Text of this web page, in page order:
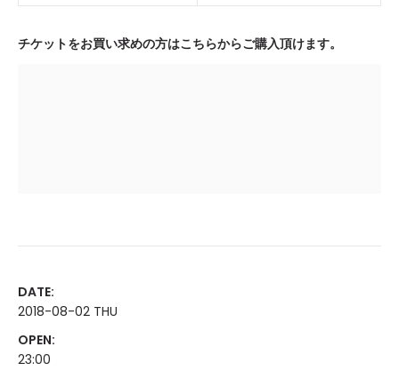
チケットをお買い求めの方はこちらからご購入頂けます。
DATE:
2018-08-02 THU
OPEN:
23:00